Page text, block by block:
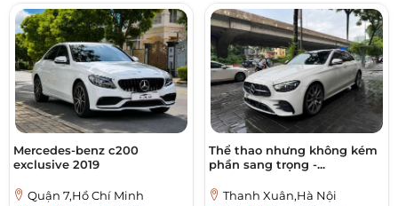
Mercedes-benz c200
exclusive 2019
Quận 7,Hồ Chí Minh
Thể thao nhưng không kém
phần sang trọng -...
Thanh Xuân,Hà Nội